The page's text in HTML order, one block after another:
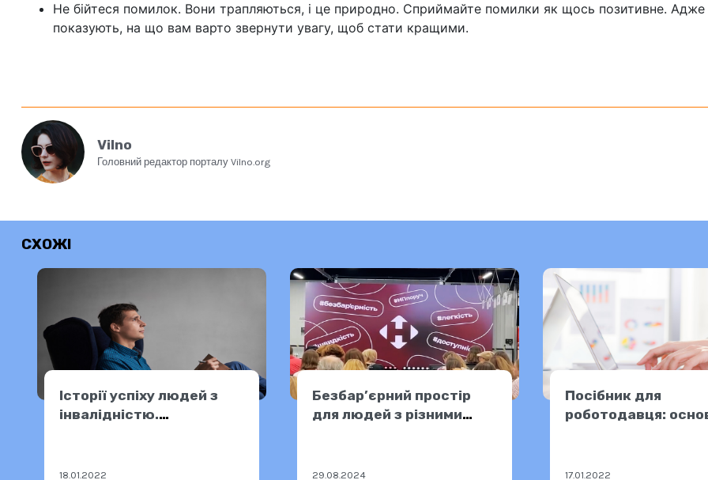
Не бійтеся помилок. Вони трапляються, і це природно. Сприймайте помилки як щось позитивне. Адже
показують, на що вам варто звернути увагу, щоб стати кращими.
Vilno
Головний редактор порталу Vilno.org
СХОЖІ
Історії успіху людей з
інвалідністю.
18.01.2022
Безбар’єрний простір
для людей з різними
Пошти» №13 у Києві
29.08.2024
Посібник для
роботодавця:
17.01.2022